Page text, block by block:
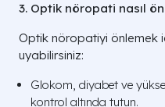
3. Optik nöropati nasıl
Optik nöropatiyi önlemek
uyabilirsiniz:
Glokom, diyabet ve
kontrol altında tutun.